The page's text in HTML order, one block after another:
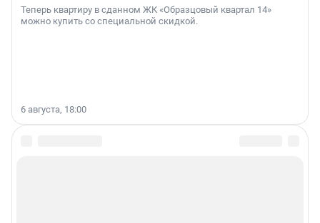
Теперь квартиру в сданном ЖК «Образцовый квартал 14»
можно купить со специальной скидкой.
6 августа, 18:00